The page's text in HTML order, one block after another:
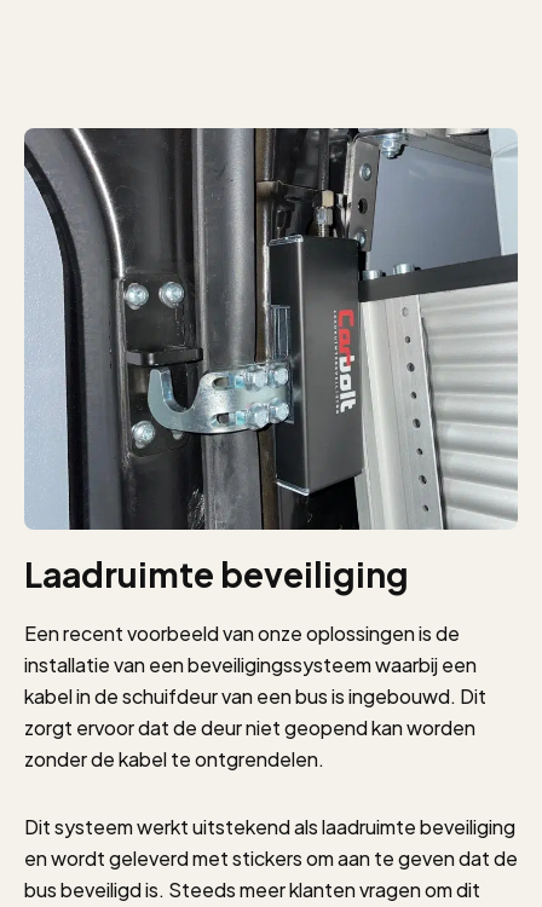
`
Laadruimte beveiliging
Een recent voorbeeld van onze oplossingen is de
installatie van een beveiligingssysteem waarbij een
kabel in de schuifdeur van een bus is ingebouwd. Dit
zorgt ervoor dat de deur niet geopend kan worden
zonder de kabel te ontgrendelen.
Dit systeem werkt uitstekend als laadruimte beveiliging
en wordt geleverd met stickers om aan te geven dat de
bus beveiligd is. Steeds meer klanten vragen om dit